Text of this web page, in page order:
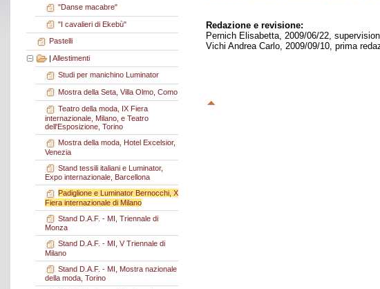
"Danse macabre"
"I cavalieri di Ekebù"
Pastelli
| Allestimenti
Studi per manichino Luminator
Mostra della Seta, Villa Olmo, Como
Teatro della moda, IX Fiera
internazionale, Milano, e Teatro
dell'Esposizione, Torino
Mostra della moda, Hotel Excelsior,
Venezia
Stand tessili italiani e Luminator,
Expo internazionale, Barcellona
Padiglione e Luminator Bernocchi, X
Fiera internazionale di Milano
Stand D.A.F. - MI, Triennale di
Monza
Stand D.A.F. - MI, V Triennale di
Milano
Stand D.A.F. - MI, Mostra nazionale
della moda, Torino
Redazione e revisione:
Pernich Elisabetta, 2009/06/22,
Vichi Andrea Carlo, 2009/09/10, prima